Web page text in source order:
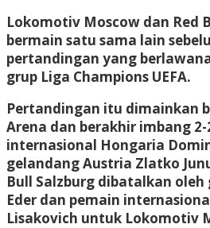
Lokomotiv Moscow dan Red
bermain satu sama lain
pertandingan yang
grup Liga Champions UEFA.
Pertandingan itu dimainkan
Arena dan berakhir imbang
internasional Hongaria
gelandang Austria Zlatko
Bull Salzburg dibatalkan
Eder dan pemain
Lisakovich untuk Lokomotiv